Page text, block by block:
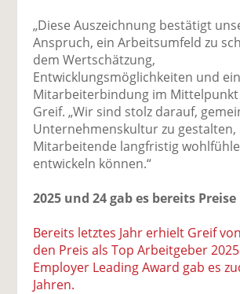
„Diese Auszeichnung bestätigt
Anspruch, ein Arbeitsumfeld zu
dem Wertschätzung,
Entwicklungsmöglichkeiten und
Mitarbeiterbindung im Mittelpunkt
Greif. „Wir sind stolz darauf,
Unternehmenskultur zu gestalten,
Mitarbeitende langfristig
entwickeln können.“
2025 und 24 gab es bereits Preise
Bereits letztes Jahr erhielt Greif
den Preis als Top Arbeitgeber 2025
Employer Leading Award gab es
Jahren.